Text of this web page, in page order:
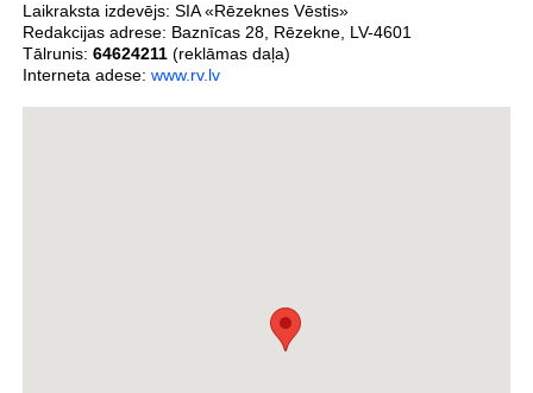
Laikraksta izdevējs: SIA «Rēzeknes Vēstis»
Redakcijas adrese: Baznīcas 28, Rēzekne, LV-4601
Tālrunis: 64624211(reklāmas daļa)
Interneta adese: www.rv.lv